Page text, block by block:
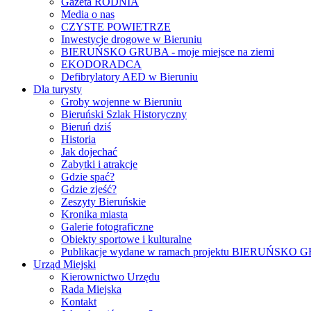
Media o nas
CZYSTE POWIETRZE
Inwestycje drogowe w Bieruniu
BIERUŃSKO GRUBA - moje miejsce na ziemi
EKODORADCA
Defibrylatory AED w Bieruniu
Dla turysty
Groby wojenne w Bieruniu
Bieruński Szlak Historyczny
Bieruń dziś
Historia
Jak dojechać
Zabytki i atrakcje
Gdzie spać?
Gdzie zjeść?
Zeszyty Bieruńskie
Kronika miasta
Galerie fotograficzne
Obiekty sportowe i kulturalne
Publikacje wydane w ramach projektu BIERUŃSKO
Urząd Miejski
Kierownictwo Urzędu
Rada Miejska
Kontakt